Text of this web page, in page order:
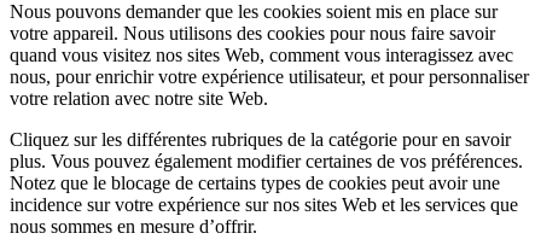
Nous pouvons demander que les cookies soient mis en place sur
votre appareil. Nous utilisons des cookies pour nous faire savoir
quand vous visitez nos sites Web, comment vous interagissez avec
nous, pour enrichir votre expérience utilisateur, et pour personnaliser
votre relation avec notre site Web.
Cliquez sur les différentes rubriques de la catégorie pour en savoir
plus. Vous pouvez également modifier certaines de vos préférences.
Notez que le blocage de certains types de cookies peut avoir une
incidence sur votre expérience sur nos sites Web et les services que
nous sommes en mesure d’offrir.